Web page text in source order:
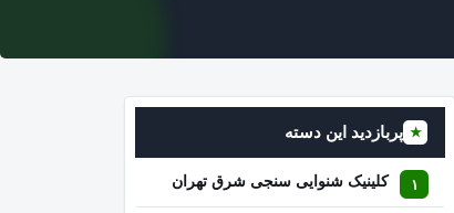
★ پربازدید این دسته
کلینیک شنوایی سنجی شرق تهران